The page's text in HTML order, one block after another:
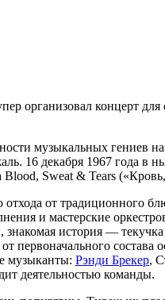
организовал концерт
музыкальных гениев
16 декабря 1967 года
Sweat & Tears
от традиционного
и мастерские
знакомая история —
музыканты: Рэнди Брекер,
деятельностью команды.